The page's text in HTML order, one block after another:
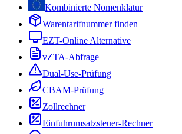
Kombinierte Nomenklatur
Warentarifnummer finden
EZT-Online Alternative
vZTA-Abfrage
Dual-Use-Prüfung
CBAM-Prüfung
Zollrechner
Einfuhrumsatzsteuer-Rechner